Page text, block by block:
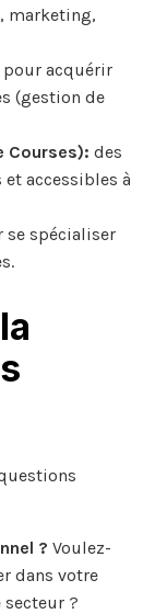
marketing,
pour acquérir
(gestion de
Courses): des
accessibles à
se spécialiser
? Voulez-
dans votre
?